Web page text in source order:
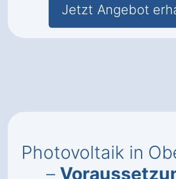
Jetzt Angebot
Photovoltaik in
–